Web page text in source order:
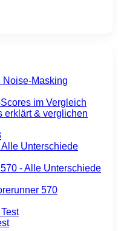
Noise-Masking
erklärt & verglichen
Unterschiede
570